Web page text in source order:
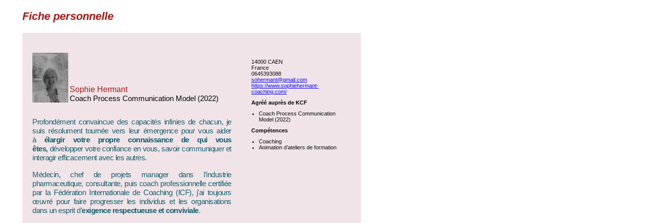
Fiche personnelle
Sophie Hermant
Coach Process Communication Model (2022)
Profondément convaincue des capacités infinies de chacun, je
suis résolument tournée vers leur émergence pour vous aider
à élargir votre propre connaissance de qui vous
êtes, développer votre confiance en vous,savoir communiqueret
interagir efficacement avec les autres.
Médecin, chef de projets manager dans l’industrie
pharmaceutique, consultante, puis coach professionnelle certifiée
par la Fédération Internationale de Coaching (ICF), j'ai toujours
œuvré pour faire progresser les individus et les organisations
dans un esprit d’exigence respectueuse et conviviale.
14000 CAEN
France
0645393088
sohermant@gmail.com
https://www.sophiehermant-
coaching.com/
Agréé auprès de KCF
Coach Process Communication
Model (2022)
Compétences
Coaching
Animation d'ateliers de formation